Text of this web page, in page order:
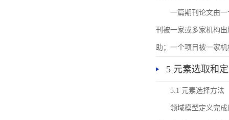
一篇期刊论文由
刊被一家或多家机构
助；一个项目被一家
5 元素选取和
5.1 元素选择方法
领域模型定义完